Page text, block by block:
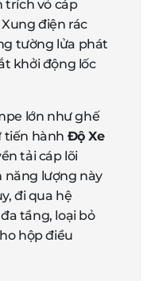
trích vỏ cáp
Xung điện rác
tường lửa phát
khởi động lốc
lớn như ghế
tiến hành Độ Xe
tải cáp lõi
năng lượng này
đi qua hệ
tầng, loại bỏ
hộp điều